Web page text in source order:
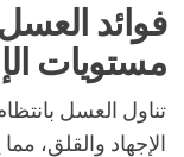
فوائد
مستويات
تناول العسل
الإجهاد والقلق،